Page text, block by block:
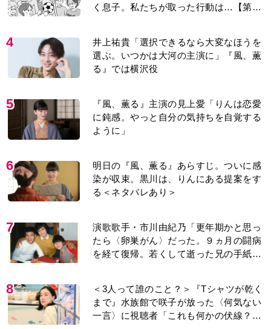
く息子。私たちが取った行動は…【第3
4
井上祐貴「選択できるなら大変なほうを
選ぶ。いつかは大河の主演に」『風、薫
る』では横沢役
5
『風、薫る』主演の見上愛「りんは恋愛
に鈍感。やっと自分の気持ちを自覚する
ように」
6
明日の『風、薫る』あらすじ。ついに感
染が収束。黒川は、りんにある提案をす
る＜ネタバレあり＞
7
演歌歌手・市川由紀乃「更年期かと思っ
たら〈卵巣がん〉だった。９ヵ月の闘病
を経て復帰。若くして逝った兄の手紙を
8
＜3人って誰のこと？＞『Tシャツが乾く
まで』水族館で咲子が放った〈何気ない
一言〉に視聴者「これも何かの伏線？」